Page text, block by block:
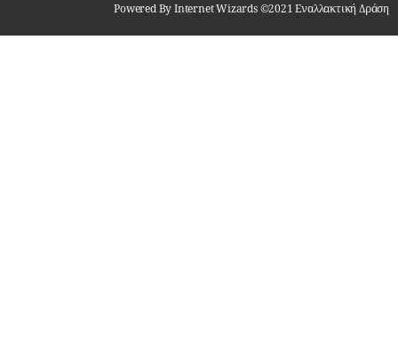
Powered By Internet Wizards ©2021 Εναλλακτική Δράση